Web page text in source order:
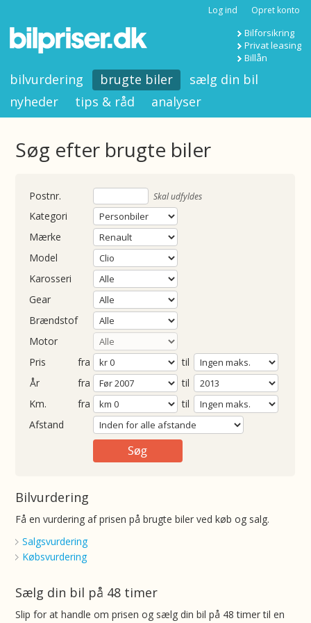
Log ind Opret konto
Bilforsikring
Privat leasing
Billån
bilvurdering brugte biler
sælg din bil
nyheder
tips & råd analyser
Søg efter brugte biler
Skal udfyldes
Kategori
Mærke
Model
Karosseri
Gear
Brændstof
Motor
Pris
fra
til
fra
til
fra
til
Afstand
Bilvurdering
Få en vurdering af prisen på brugte biler ved køb og salg.
Salgsvurdering
Købsvurdering
Sælg din bil på 48 timer
Slip for at handle om prisen og sælg din bil på 48 timer til en